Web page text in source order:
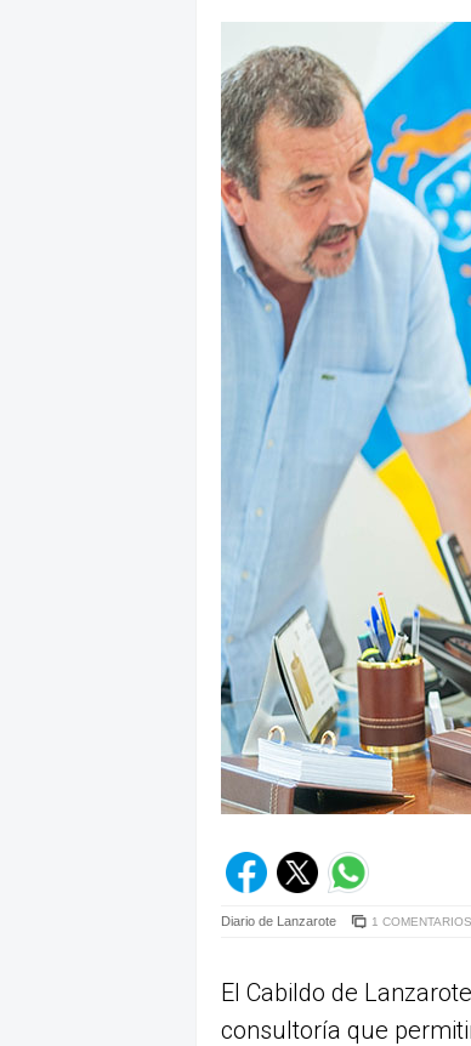
Diario de Lanzarote 1 COMENTARIOS
El Cabildo de
consultoría que